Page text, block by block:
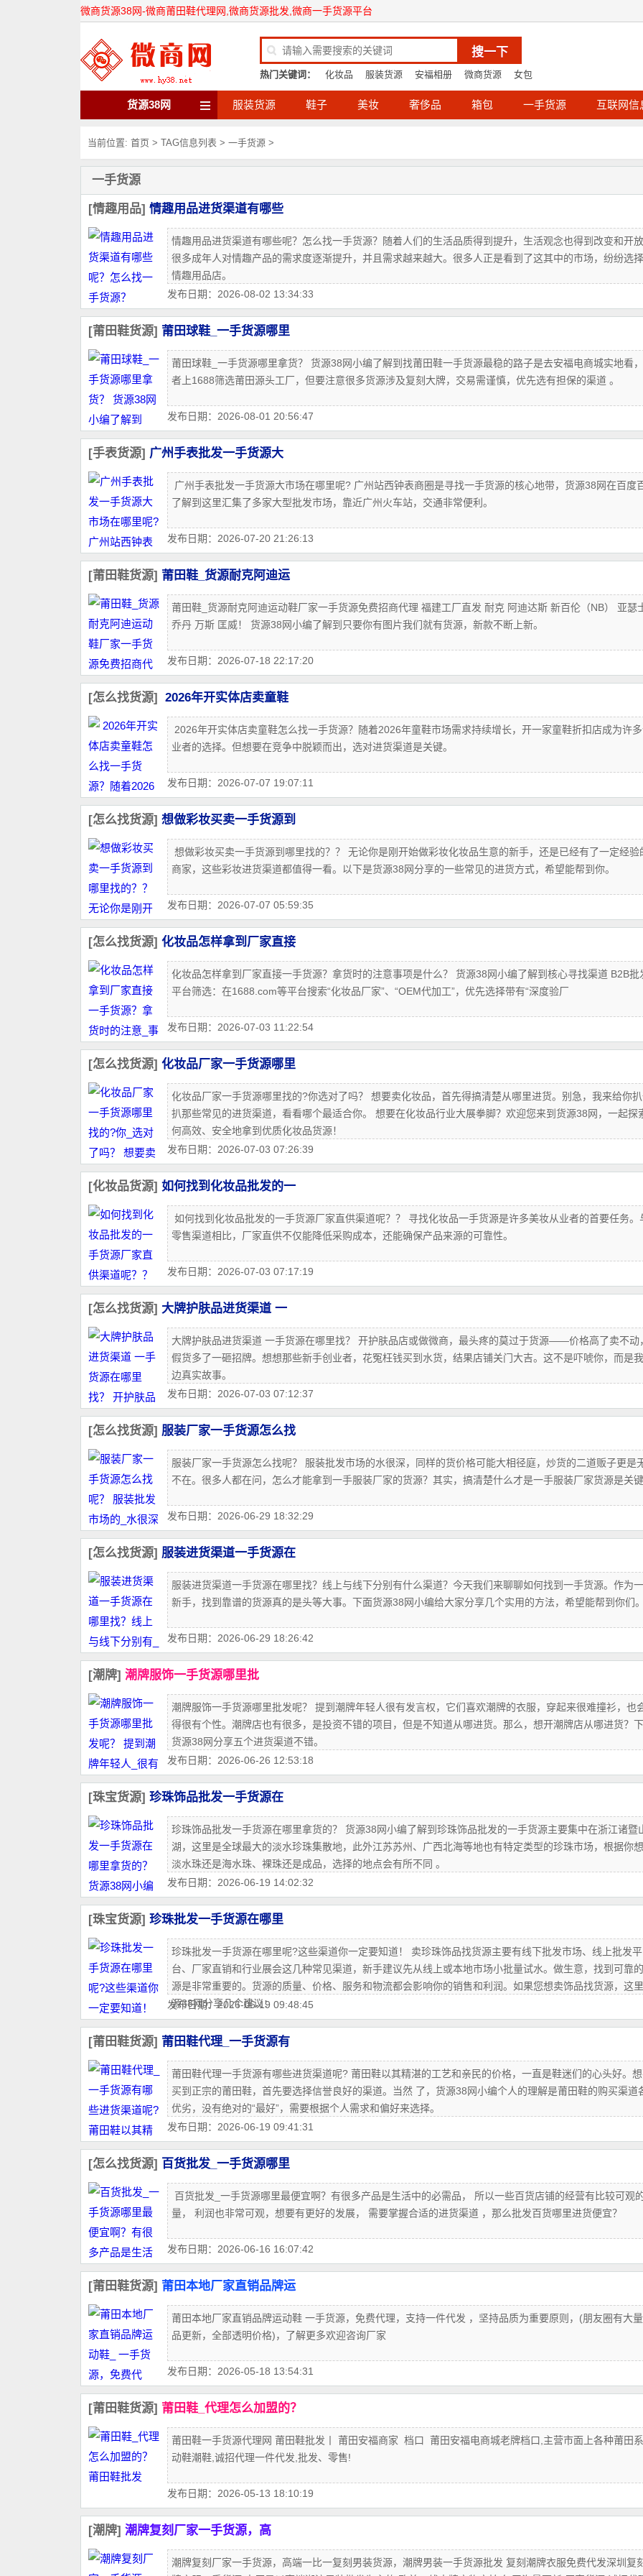
微商货源38网-微商莆田鞋代理网,微商货源批发,微商一手货源平台
搜一下
热门关键词： 化妆品 服装货源 安福相册 微商货源 女包
货源38网 服装货源 鞋子 美妆 奢侈品 箱包 一手货源 互联网信
当前位置: 首页 > TAG信息列表 > 一手货源 >
一手货源
[情趣用品] 情趣用品进货渠道有哪些
情趣用品进货渠道有哪些呢？怎么找一手货源？随着人们的生活品质得到提升，生活观念也得到改变和开放
很多成年人对情趣产品的需求度逐渐提升，并且需求越来越大。很多人正是看到了这其中的市场，纷纷选
情趣用品店。
发布日期：2026-08-02 13:34:33
[莆田鞋货源] 莆田球鞋_一手货源哪里
莆田球鞋_一手货源哪里拿货？ 货源38网小编了解到找莆田鞋一手货源最稳的路子是去安福电商城实地看
者上1688筛选莆田源头工厂‌，但要注意很多货源涉及复刻大牌，交易需谨慎，优先选有担保的渠道 。‌‌‌
发布日期：2026-08-01 20:56:47
[手表货源] 广州手表批发一手货源大
广州手表批发一手货源大市场在哪里呢? 广州站西钟表商圈‌是寻找一手货源的核心地带，货源38网在百度
了解到这里汇集了多家大型批发市场，靠近广州火车站，交通非常便利。‌‌‌
发布日期：2026-07-20 21:26:13
[莆田鞋货源] 莆田鞋_货源耐克阿迪运
莆田鞋_货源耐克阿迪运动鞋厂家一手货源免费招商代理 福建工厂直发 耐克 阿迪达斯 新百伦（NB） 亚瑟
乔丹 万斯 匡威！ 货源38网小编了解到只要你有图片我们就有货源，新款不断上新。
发布日期：2026-07-18 22:17:20
[怎么找货源] 2026年开实体店卖童鞋
2026年开实体店卖童鞋怎么找一手货源？随着2026年童鞋市场需求持续增长，开一家童鞋折扣店成为许多
业者的选择。但想要在竞争中脱颖而出，选对进货渠道是关键。
发布日期：2026-07-07 19:07:11
[怎么找货源] 想做彩妆买卖一手货源到
想做彩妆买卖一手货源到哪里找的？？ 无论你是刚开始做彩妆化妆品生意的新手，还是已经有了一定经验
商家，这些彩妆进货渠道都值得一看。以下是货源38网分享的一些常见的进货方式，希望能帮到你。
发布日期：2026-07-07 05:59:35
[怎么找货源] 化妆品怎样拿到厂家直接
化妆品怎样拿到厂家直接一手货源？拿货时的注意事项是什么？ 货源38网小编了解到核心寻找渠道 B2B批
平台筛选‌：在1688.com等平台搜索“化妆品厂家”、“OEM代加工”，优先选择带有“深度验厂
发布日期：2026-07-03 11:22:54
[怎么找货源] 化妆品厂家一手货源哪里
化妆品厂家一手货源哪里找的?你选对了吗？ 想要卖化妆品，首先得搞清楚从哪里进货。别急，我来给你
扒那些常见的进货渠道，看看哪个最适合你。 想要在化妆品行业大展拳脚？欢迎您来到货源38网，一起探
何高效、安全地拿到优质化妆品货源！
发布日期：2026-07-03 07:26:39
[化妆品货源] 如何找到化妆品批发的一
如何找到化妆品批发的一手货源厂家直供渠道呢？？ 寻找化妆品一手货源是许多美妆从业者的首要任务。
零售渠道相比，厂家直供不仅能降低采购成本，还能确保产品来源的可靠性。
发布日期：2026-07-03 07:17:19
[怎么找货源] 大牌护肤品进货渠道 一
大牌护肤品进货渠道 一手货源在哪里找？ 开护肤品店或做微商，最头疼的莫过于货源——价格高了卖不动，
假货多了一砸招牌。想想那些新手创业者，花冤枉钱买到水货，结果店铺关门大吉。这不是吓唬你，而是
边真实故事。
发布日期：2026-07-03 07:12:37
[怎么找货源] 服装厂家一手货源怎么找
服装厂家一手货源怎么找呢？ 服装批发市场的水很深，同样的货价格可能大相径庭，炒货的二道贩子更是
不在。很多人都在问，怎么才能拿到一手服装厂家的货源？其实，搞清楚什么才是一手服装厂家货源是关键
发布日期：2026-06-29 18:32:29
[怎么找货源] 服装进货渠道一手货源在
服装进货渠道一手货源在哪里找？线上与线下分别有什么渠道？今天我们来聊聊如何找到一手货源。作为
新手，找到靠谱的货源真的是头等大事。下面货源38网小编给大家分享几个实用的方法，希望能帮到你们。
发布日期：2026-06-29 18:26:42
[潮牌] 潮牌服饰一手货源哪里批
潮牌服饰一手货源哪里批发呢？ 提到潮牌年轻人很有发言权，它们喜欢潮牌的衣服，穿起来很难撞衫，也
得很有个性。潮牌店也有很多，是投资不错的项目，但是不知道从哪进货。那么，想开潮牌店从哪进货？
货源38网分享五个进货渠道不错。
发布日期：2026-06-26 12:53:18
[珠宝货源] 珍珠饰品批发一手货源在
珍珠饰品批发一手货源在哪里拿货的？ 货源38网小编了解到珍珠饰品批发的一手货源主要集中在浙江诸暨
湖，这里是全球最大的淡水珍珠集散地‌，此外江苏苏州、广西北海等地也有特定类型的珍珠市场，根据你
淡水珠还是海水珠、裸珠还是成品，选择的地点会有所不同 。‌‌
发布日期：2026-06-19 14:02:32
[珠宝货源] 珍珠批发一手货源在哪里
珍珠批发一手货源在哪里呢?这些渠道你一定要知道！ 卖珍珠饰品找货源主要有‌线下批发市场‌、‌线上批发平
台‌、‌厂家直销‌和‌行业展会‌这几种常见渠道，新手建议先从线上或本地市场小批量试水。做生意，找到可靠
源是非常重要的。货源的质量、价格、服务和物流都会影响你的销售和利润。如果您想卖饰品找货源，这
源38网分享几个建议：
发布日期：2026-06-19 09:48:45
[莆田鞋货源] 莆田鞋代理_一手货源有
莆田鞋代理一手货源有哪些进货渠道呢? 莆田鞋以其精湛的工艺和亲民的价格，一直是鞋迷们的心头好。
买到正宗的莆田鞋，首先要选择信誉良好的渠道。当然 了，货源38网小编个人的理解是莆田鞋的购买渠道
优劣，没有绝对的“最好”，需要根据个人需求和偏好来选择。
发布日期：2026-06-19 09:41:31
[怎么找货源] 百货批发_一手货源哪里
百货批发_一手货源哪里最便宜啊？有很多产品是生活中的必需品， 所以一些百货店铺的经营有比较可观
量， 利润也非常可观，想要有更好的发展， 需要掌握合适的进货渠道 ，那么批发百货哪里进货便宜？
发布日期：2026-06-16 16:07:42
[莆田鞋货源] 莆田本地厂家直销品牌运
莆田本地厂家直销品牌运动鞋 一手货源，免费代理，支持一件代发 ，坚持品质为重要原则，(朋友圈有大
品更新，全部透明价格)，了解更多欢迎咨询厂家
发布日期：2026-05-18 13:54:31
[莆田鞋货源] 莆田鞋_代理怎么加盟的？
莆田鞋一手货源代理网 莆田鞋批发丨 莆田安福商家 档口 莆田安福电商城老牌档口,主营市面上各种莆田
动鞋潮鞋,诚招代理一件代发,批发、零售!
发布日期：2026-05-13 18:10:19
[潮牌] 潮牌复刻厂家一手货源，高
潮牌复刻厂家一手货源，高端一比一复刻男装货源，潮牌男装一手货源批发 复刻潮牌衣服免费代发深圳复